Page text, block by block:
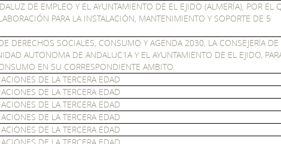
DE EMPLEO Y EL AYUNTAMIENTO DE EL EJIDO (ALMERÍA), POR EL
PARA LA INSTALACIÓN, MANTENIMIENTO Y SOPORTE DE 5
DERECHOS SOCIALES, CONSUMO Y AGENDA 2030, LA CONSEJERlA DE
AUTONOMA DE ANDALUC1A Y EL AYUNTAMIENTO DE EL EJIDO,
EN SU CORRESPONDIENTE AMBITO.
DE LA TERCERA EDAD
DE LA TERCERA EDAD
DE LA TERCERA EDAD
DE LA TERCERA EDAD
DE LA TERCERA EDAD